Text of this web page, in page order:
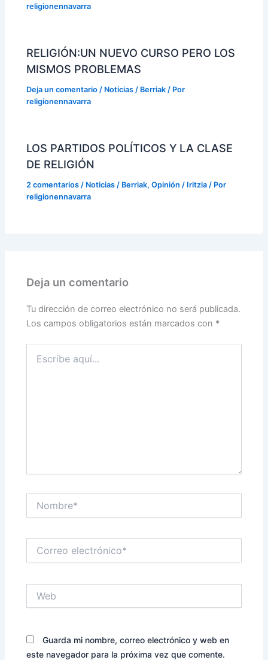
religionennavarra
RELIGIÓN:UN NUEVO CURSO PERO LOS
MISMOS PROBLEMAS
Deja un comentario / Noticias / Berriak / Por
religionennavarra
LOS PARTIDOS POLÍTICOS Y LA CLASE
DE RELIGIÓN
2 comentarios / Noticias / Berriak,Opinión / Iritzia / Por
religionennavarra
Deja un comentario
Tu dirección de correo electrónico no será publicada.
Los campos obligatorios están marcados con *
aquí...
electrónico*
Guarda mi nombre, correo electrónico y web en
este navegador para la próxima vez que comente.